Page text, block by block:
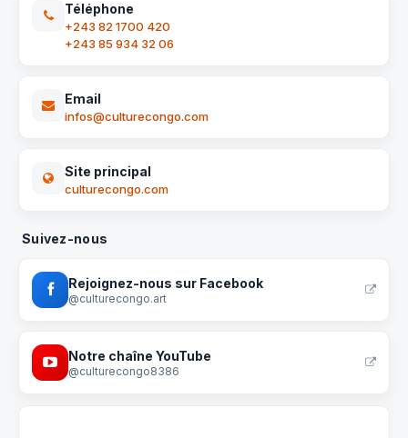
Téléphone
+243 82 1700 420
+243 85 934 32 06
Email
infos@culturecongo.com
Site principal
culturecongo.com
Suivez-nous
Rejoignez-nous sur Facebook
@culturecongo.art
Notre chaîne YouTube
@culturecongo8386